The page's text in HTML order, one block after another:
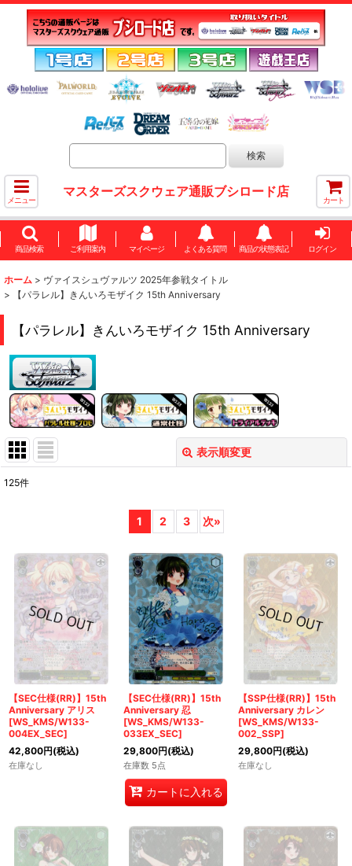
メニュー
マスターズスクウェア通販ブシロード店
カート
商品検索 ご利用案内 マイページ よくある質問 商品の状態表記 ログイン
ホーム > ヴァイスシュヴァルツ 2025年参戦タイトル
>
【パラレル】きんいろモザイク 15th Anniversary
【パラレル】きんいろモザイク 15th Anniversary
表示順変更
並び順:
絞り込む
125件
1 2 3 次»
【SEC仕様(RR)】15th
Anniversary アリス
[WS_KMS/W133-
004EX_SEC]
42,800円(税込)
在庫なし
【SEC仕様(RR)】15th
Anniversary 忍
[WS_KMS/W133-
033EX_SEC]
29,800円(税込)
在庫数 5点
カートに入れる
【SSP仕様(RR)】15th
Anniversary カレン
[WS_KMS/W133-
002_SSP]
29,800円(税込)
在庫なし